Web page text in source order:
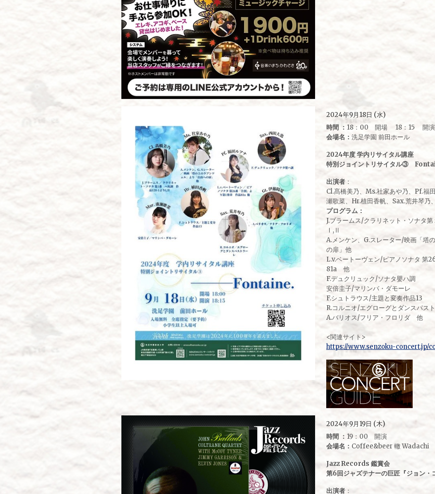
2024年9月18日 (水)
時間 ： 18：00 開場 18：15 開演
会場名： 洗足学園 前田ホール
2024年度 学内リサイタル講座
特別ジョイントリサイタル③
出演者：
Cl.髙橋美乃、Ms.社家あや乃、Pf.福
瀬歌菜、Hr.植田香帆、Sax.荒井琴乃
プログラム：
J.ブラームス/クラリネット・ソナ
Ⅰ,Ⅱ
A.メンケン、G.スレーター/映画「塔
の扉」他
L.v.ベートーヴェン/ピアノソナタ 第
81a 他
F.デュクリュック/ソナタ嬰ハ調
安倍圭子/マリンバ・ダモーレ
F.シュトラウス/主題と変奏作品13
R.コルニオ/エグローグとダンスパス
A.バリオス/フリア・フロリダ 他
<関連サイト>
https://www.senzoku-concert.jp/
2024年9月19日 (木)
時間 ： 19：00 開演
会場名： Coffee&beer 轍 Wadachi
Jazz Records 鑑賞会
第6回ジャズテナーの巨匠『ジョン・
出演者：